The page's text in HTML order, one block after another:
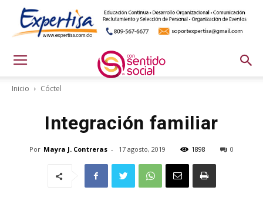
Inicio Cóctel
Integración familiar
Por Mayra J. Contreras - 17 agosto, 2019 1898 0